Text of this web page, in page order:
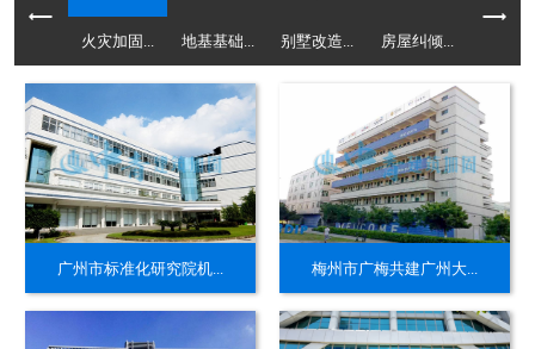
火灾加固... 地基基础... 别墅改造... 房屋纠倾...
广州市标准化研究院机... 梅州市广梅共建广州大...